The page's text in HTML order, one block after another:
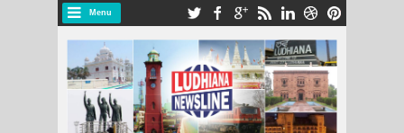
Menu